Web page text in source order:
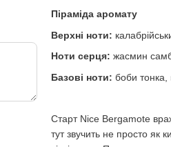
Піраміда аромату
Верхні ноти:
Ноти серця: жасмин
Базові ноти: боби тонка,
Старт Nice Bergamote
тут звучить не просто як